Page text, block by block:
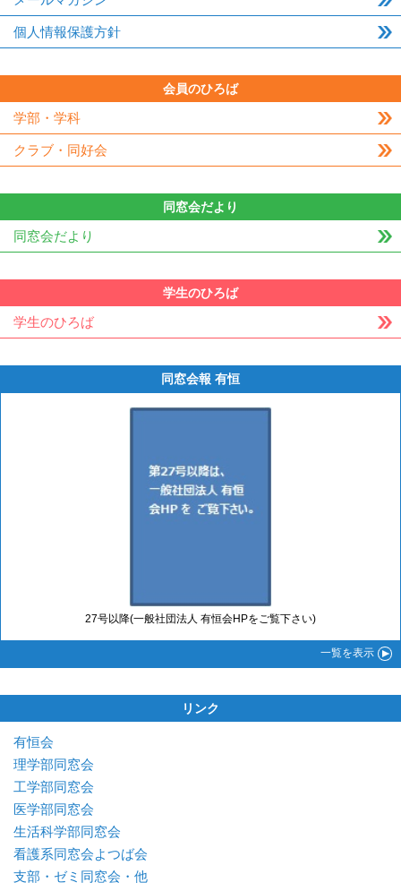
個人情報保護方針
会員のひろば
学部・学科
クラブ・同好会
同窓会だより
同窓会だより
学生のひろば
学生のひろば
同窓会報 有恒
27号以降(一般社団法人 有恒会HPをご覧下さい)
一覧を表示
リンク
有恒会
理学部同窓会
工学部同窓会
医学部同窓会
生活科学部同窓会
看護系同窓会よつば会
支部・ゼミ同窓会・他